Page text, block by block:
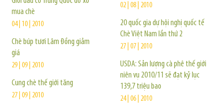
mua chè
04 | 10 | 2010
Chè búp tươi Lâm Đồng giảm
giá
29 | 09 | 2010
Cung chè thế giới tăng
27 | 09 | 2010
02 | 08 | 2010
20 quốc gia dự hội nghị quốc tế
Chè Việt Nam lần thứ 2
27 | 07 | 2010
USDA: Sản lượng cà phê thế giới
niên vụ 2010/11 sẽ đạt kỷ lục
139,7 triệu bao
24 | 06 | 2010